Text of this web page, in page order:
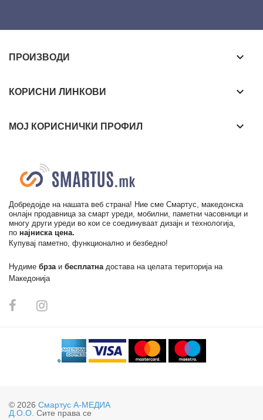
ПРОИЗВОДИ keyboard_arrow_down
КОРИСНИ ЛИНКОВИ keyboard_arrow_down
МОЈ КОРИСНИЧКИ ПРОФИЛ keyboard_arrow_down
Добредојде на нашата веб страна! Ние сме Смартус, македонска
онлајн продавница за смарт уреди, мобилни, паметни часовници и
многу други уреди во кои се соединуваат дизајн и технологија,
по најниска цена.
Купувај паметно, функционално и безбедно!
Нудиме брза и бесплатна достава на целата територија на
Македонија
© 2026 Смартус А-МЕДИА
Д.О.О. Сите права се